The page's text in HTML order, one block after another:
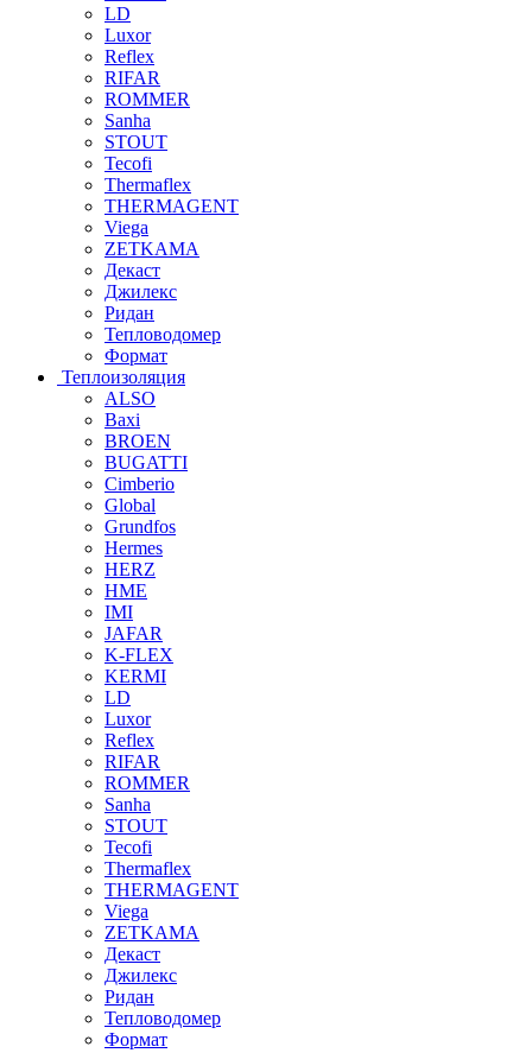
LD
Luxor
Reflex
RIFAR
ROMMER
Sanha
STOUT
Tecofi
Thermaflex
THERMAGENT
Viega
ZETKAMA
Декаст
Джилекс
Ридан
Тепловодомер
Формат
Теплоизоляция
ALSO
Baxi
BROEN
BUGATTI
Cimberio
Global
Grundfos
Hermes
HERZ
HME
IMI
JAFAR
K-FLEX
KERMI
LD
Luxor
Reflex
RIFAR
ROMMER
Sanha
STOUT
Tecofi
Thermaflex
THERMAGENT
Viega
ZETKAMA
Декаст
Джилекс
Ридан
Тепловодомер
Формат